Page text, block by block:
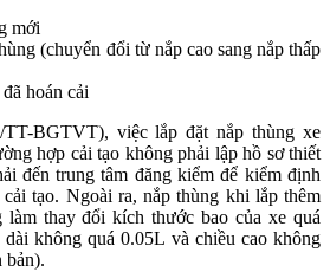
mới
(chuyển đổi từ nắp cao sang nắp thấp
hoán cải
BGTVT), việc lắp đặt nắp thùng xe
hợp cải tạo không phải lập hồ sơ thiết
đến trung tâm đăng kiểm để kiểm định
tạo. Ngoài ra, nắp thùng khi lắp thêm
làm thay đổi kích thước bao của xe quá
không quá 0.05L và chiều cao không
bản).